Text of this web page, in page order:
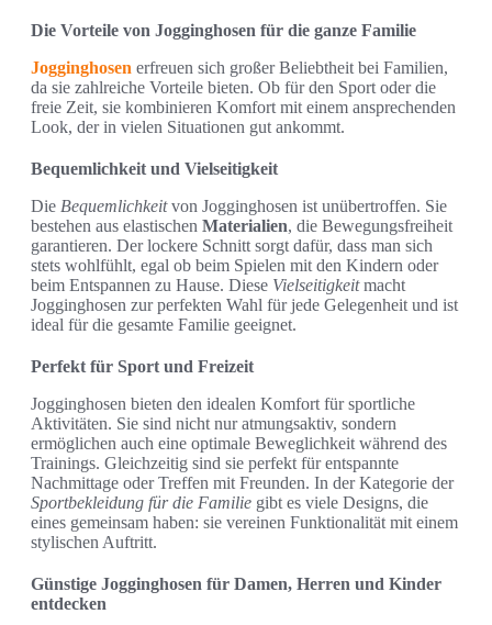
Die Vorteile von Jogginghosen für die ganze Familie
Jogginghosen erfreuen sich großer Beliebtheit bei Familien,
da sie zahlreiche Vorteile bieten. Ob für den Sport oder die
freie Zeit, sie kombinieren Komfort mit einem ansprechenden
Look, der in vielen Situationen gut ankommt.
Bequemlichkeit und Vielseitigkeit
Die Bequemlichkeitvon Jogginghosen ist unübertroffen. Sie
bestehen aus elastischen Materialien, die Bewegungsfreiheit
garantieren. Der lockere Schnitt sorgt dafür, dass man sich
stets wohlfühlt, egal ob beim Spielen mit den Kindern oder
beim Entspannen zu Hause. Diese Vielseitigkeitmacht
Jogginghosen zur perfekten Wahl für jede Gelegenheit und ist
ideal für die gesamte Familie geeignet.
Perfekt für Sport und Freizeit
Jogginghosen bieten den idealen Komfort für sportliche
Aktivitäten. Sie sind nicht nur atmungsaktiv, sondern
ermöglichen auch eine optimale Beweglichkeit während des
Trainings. Gleichzeitig sind sie perfekt für entspannte
Nachmittage oder Treffen mit Freunden. In der Kategorie der
Sportbekleidung für die Familie gibt es viele Designs, die
eines gemeinsam haben: sie vereinen Funktionalität mit einem
stylischen Auftritt.
Günstige Jogginghosen für Damen, Herren und Kinder
entdecken